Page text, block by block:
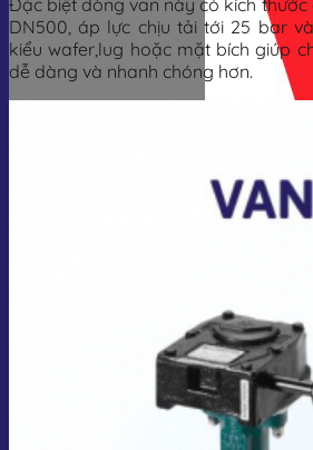
Đặc biệt dòng van này có kích
DN500, áp lực chịu tải tới 25 bar
kiểu wafer,lug hoặc mặt bích giúp
dễ dàng và nhanh chóng hơn.